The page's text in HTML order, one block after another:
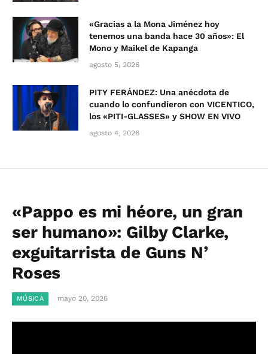
«Gracias a la Mona Jiménez hoy
tenemos una banda hace 30 años»: El
Mono y Maikel de Kapanga
agosto 5, 2026
PITY FERÁNDEZ: Una anécdota de
cuando lo confundieron con VICENTICO,
los «PITI-GLASSES» y SHOW EN VIVO
agosto 4, 2026
«Pappo es mi héore, un gran
ser humano»: Gilby Clarke,
exguitarrista de Guns N’
Roses
MÚSICA mayo 20, 2026